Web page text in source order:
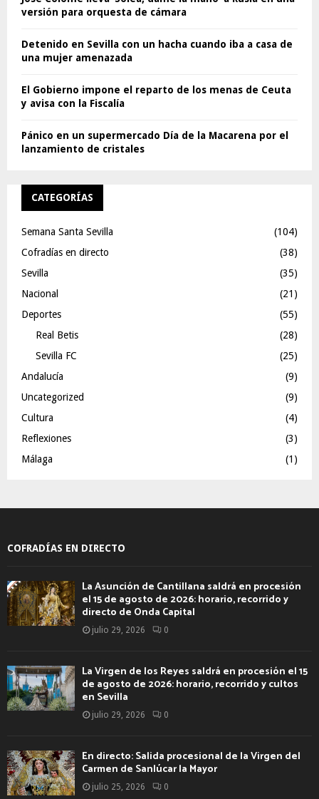
versión para orquesta de cámara
Detenido en Sevilla con un hacha cuando iba a casa de
una mujer amenazada
El Gobierno impone el reparto de los menas de Ceuta
y avisa con la Fiscalía
Pánico en un supermercado Día de la Macarena por el
lanzamiento de cristales
CATEGORÍAS
Semana Santa Sevilla
(104)
Cofradías en directo
(38)
Sevilla
(35)
Nacional
(21)
Deportes
(55)
Real Betis
(28)
Sevilla FC
(25)
Andalucía
(9)
Uncategorized
(9)
Cultura
(4)
Reflexiones
(3)
Málaga
(1)
COFRADÍAS EN DIRECTO
La Asunción de Cantillana saldrá en procesión
el 15 de agosto de 2026: horario, recorrido y
directo de Onda Capital
julio 29, 2026 0
La Virgen de los Reyes saldrá en procesión el 15
de agosto de 2026: horario, recorrido y cultos
en Sevilla
julio 29, 2026 0
En directo: Salida procesional de la Virgen del
Carmen de Sanlúcar la Mayor
julio 25, 2026 0